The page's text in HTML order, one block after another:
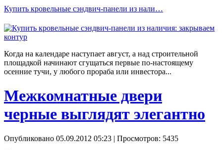
Купить кровельные сэндвич-панели из нали…
Когда на календаре наступает август, а над строительной
площадкой начинают сгущаться первые по-настоящему
осенние тучи, у любого прораба или инвестора...
Межкомнатные двери
черные выглядят элегантно
Опубликовано 05.09.2012 05:23 | Просмотров: 5435